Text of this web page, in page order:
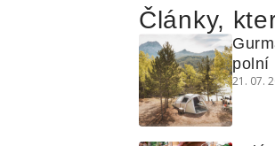
Články,
polní
21. 07.